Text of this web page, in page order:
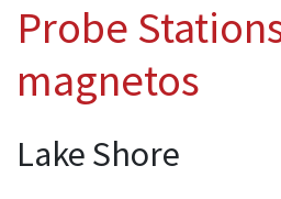
Probe
magnetos
Lake Shore